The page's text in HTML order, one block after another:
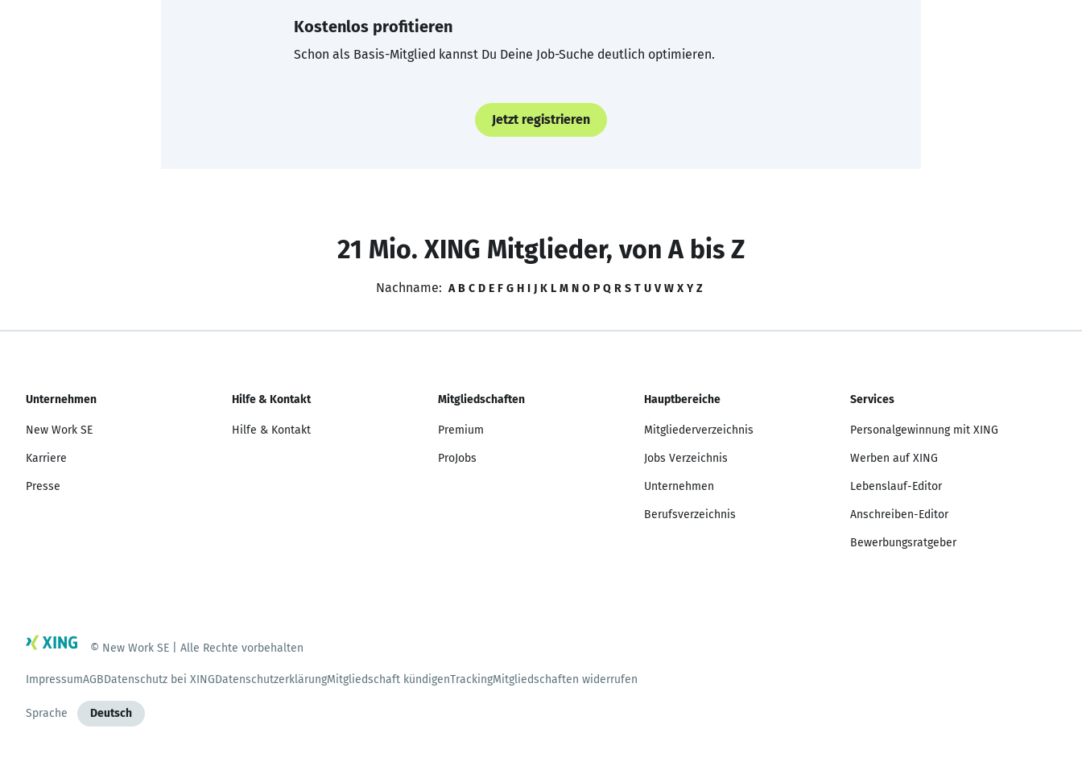
Kostenlos profitieren
Schon als Basis-Mitglied kannst Du Deine Job-Suche deutlich optimieren.
Jetzt registrieren
21 Mio. XING Mitglieder, von A bis Z
Nachname: A B C D E F G H I J K L M N O P Q R S T U V W X Y Z
Unternehmen
New Work SE
Karriere
Presse
Hilfe & Kontakt
Hilfe & Kontakt
Mitgliedschaften
Premium
ProJobs
Hauptbereiche
Mitgliederverzeichnis
Jobs Verzeichnis
Unternehmen
Berufsverzeichnis
Services
Personalgewinnung mit XING
Werben auf XING
Lebenslauf-Editor
Anschreiben-Editor
Bewerbungsratgeber
© New Work SE | Alle Rechte vorbehalten
ImpressumAGBDatenschutz bei XINGDatenschutzerklärungMitgliedschaft kündigenTrackingMitgliedschaften widerrufen
Sprache Deutsch